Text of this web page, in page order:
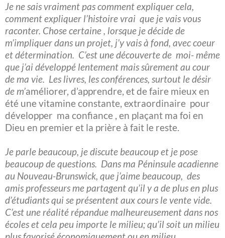
Je ne sais vraiment pas comment expliquer cela,
comment expliquer l’histoire vrai que je vais vous
raconter. Chose certaine , lorsque je décide de
m’impliquer dans un projet, j’y vais à fond, avec coeur
et détermination. C’est une découverte de moi- même
que j’ai développé lentement mais sûrement au cour
de ma vie. Les livres, les conférences, surtout le désir
de m’améliorer, d’apprendre, et de faire mieux en
été une vitamine constante, extraordinaire pour
développer ma confiance , en plaçant ma foi en
Dieu en premier et la prière à fait le reste.
Je parle beaucoup, je discute beaucoup et je pose
beaucoup de questions. Dans ma Péninsule acadienne
au Nouveau-Brunswick, que j’aime beaucoup, des
amis professeurs me partagent qu’il y a de plus en plus
d’étudiants qui se présentent aux cours le vente vide.
C’est une réalité répandue malheureusement dans nos
écoles et cela peu importe le milieu; qu’il soit un milieu